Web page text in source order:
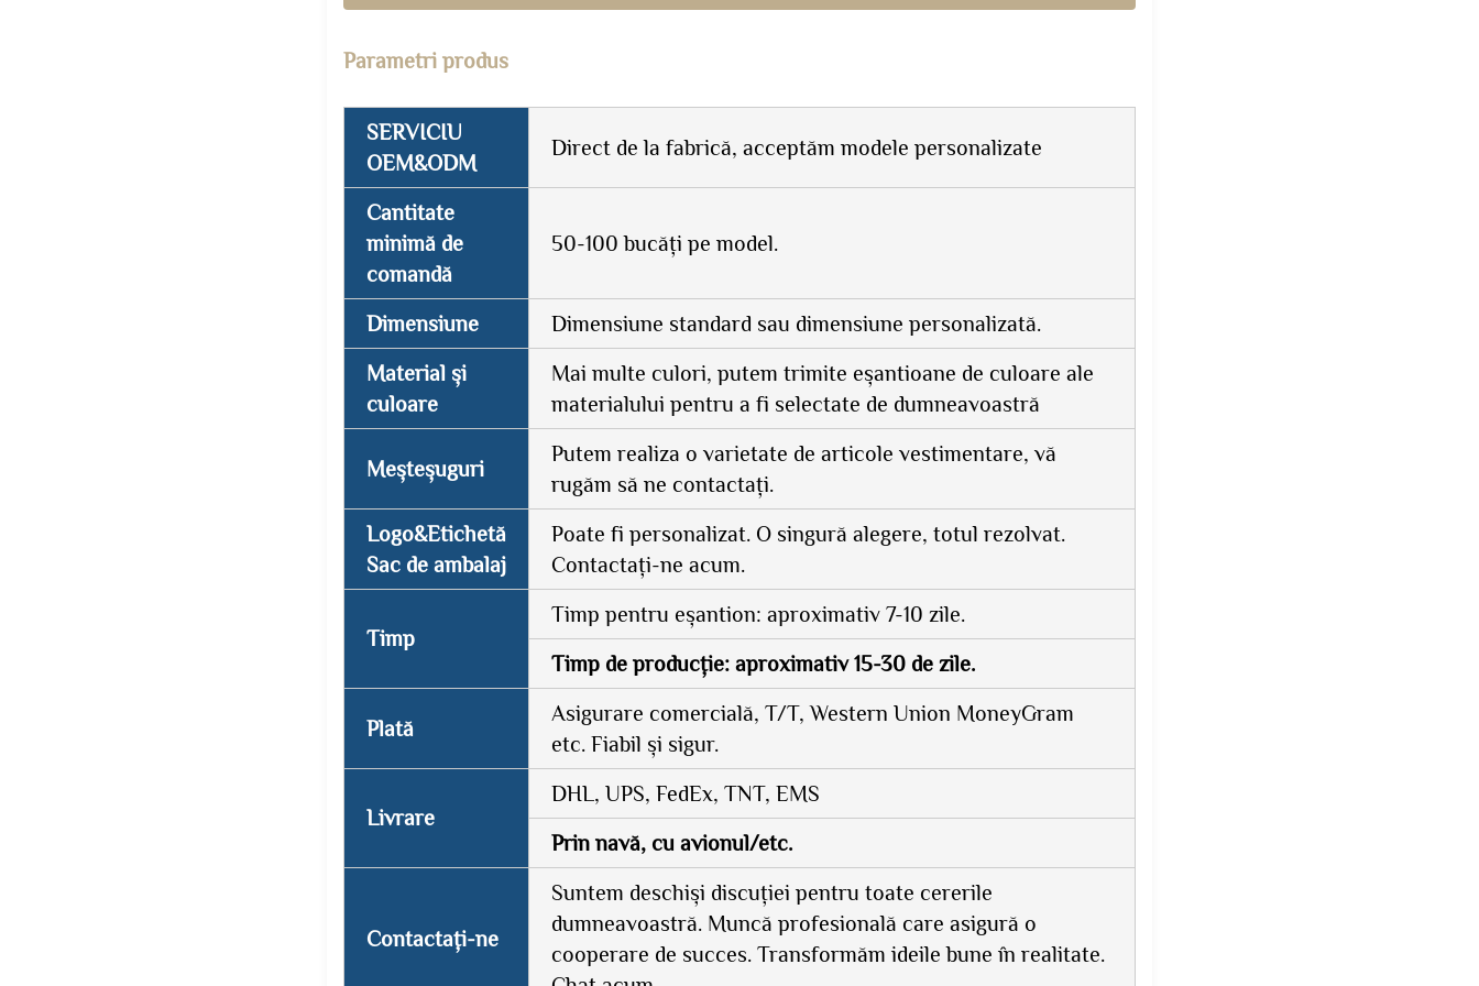
Parametri produs
SERVICIU
OEM&ODM
Direct de la fabrică, acceptăm modele personalizate
Cantitate
minimă de
comandă
50-100 bucăți pe model.
Dimensiune Dimensiune standard sau dimensiune personalizată.
Material și
culoare
Mai multe culori, putem trimite eșantioane de culoare ale
materialului pentru a fi selectate de dumneavoastră
Meșteșuguri
Putem realiza o varietate de articole vestimentare, vă
rugăm să ne contactați.
Logo&Etichetă
Sac de ambalaj
Poate fi personalizat. O singură alegere, totul rezolvat.
Contactați-ne acum.
Timp
Timp pentru eșantion: aproximativ 7-10 zile.
Timp de producție: aproximativ 15-30 de zile.
Plată
Asigurare comercială, T/T, Western Union MoneyGram
etc. Fiabil și sigur.
Livrare
DHL, UPS, FedEx, TNT, EMS
Prin navă, cu avionul/etc.
Contactați-ne
Suntem deschiși discuției pentru toate cererile
dumneavoastră. Muncă profesională care asigură o
cooperare de succes. Transformăm ideile bune în realitate.